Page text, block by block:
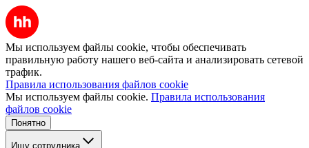
Мы используем файлы cookie, чтобы обеспечивать
правильную работу нашего веб-сайта и анализировать сетевой
трафик.
Правила использования файлов cookie
Мы используем файлы cookie. Правила использования
файлов cookie
Понятно
Ищу сотрудника